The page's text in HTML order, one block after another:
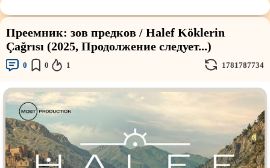
Sci-Fi (Научнаяфантастика) Trash (трэш) movies
Авангард иСюрреализм Ангелы и Демоны
Аниме
Дорамы
Киберпанк Коллекция
Комикс Маги и Волшебники
Наркотики Новогодние
Преемник: зов предков / Halef Köklerin
Çağrısı (2025, Продолжение следует...)
0 0 1 1781787734